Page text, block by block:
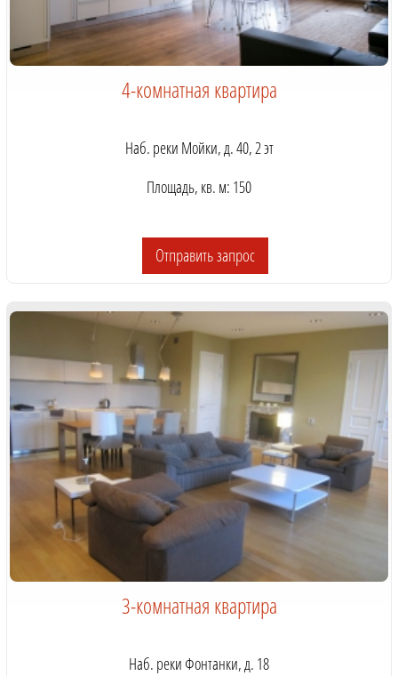
4-комнатная квартира
Наб. реки Мойки, д. 40, 2 эт
Площадь, кв. м: 150
Отправить запрос
3-комнатная квартира
Наб. реки Фонтанки, д. 18